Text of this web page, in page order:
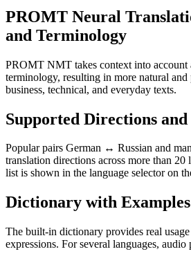
PROMT Neural
and Terminology
PROMT NMT takes context into account
terminology, resulting in more natural and
business, technical, and everyday texts.
Supported Directions and
Popular pairs German ↔ Russian and
translation directions across more than 20
list is shown in the language selector on
Dictionary with
The built-in dictionary provides real
expressions. For several languages,